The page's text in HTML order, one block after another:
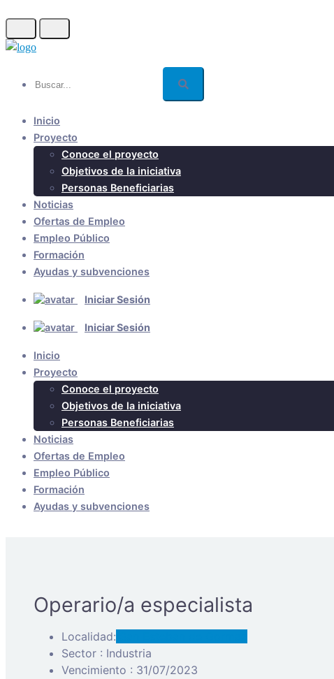
main
Inicio
Proyecto
Conoce el proyecto
Objetivos de la iniciativa
Personas Beneficiarias
Noticias
Ofertas de Empleo
Empleo Público
Formación
Ayudas y subvenciones
Iniciar Sesión
Iniciar Sesión
Inicio
Proyecto
Conoce el proyecto
Objetivos de la iniciativa
Personas Beneficiarias
Noticias
Ofertas de Empleo
Empleo Público
Formación
Ayudas y subvenciones
Operario/a especialista
Localidad:
Sector : Industria
Vencimiento : 31/07/2023